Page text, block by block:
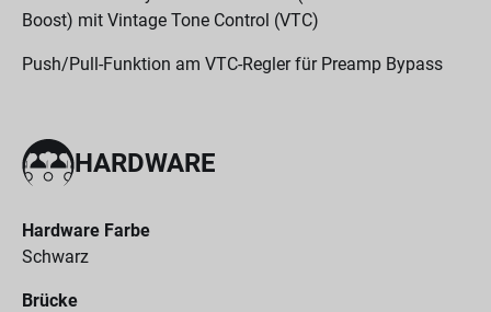
Boost) mit Vintage Tone Control (VTC)
Push/Pull-Funktion am VTC-Regler für Preamp Bypass
HARDWARE
Hardware Farbe
Schwarz
Brücke